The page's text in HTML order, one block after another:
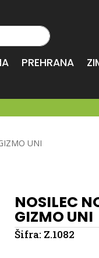
PREHRANA
UNI
NOSILEC
GIZMO UNI
Šifra: Z.1082